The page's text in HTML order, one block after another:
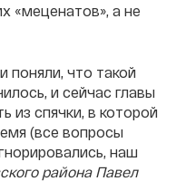
«меценатов», а не
поняли, что такой
и сейчас главы
из спячки, в которой
(все вопросы
наш
района Павел